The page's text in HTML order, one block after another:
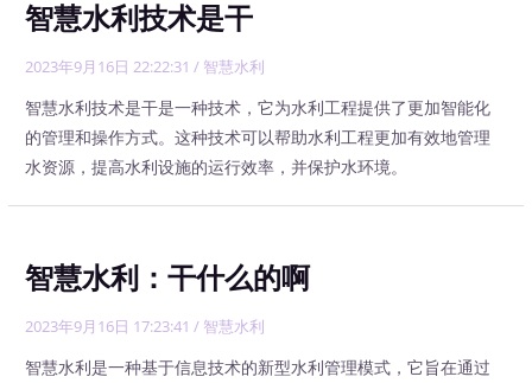
智慧水利技术是干
2023年9月16日 22:22:31 / 智慧水利
智慧水利技术是干是一种技术，它为水利工程提供了更加智能化
的管理和操作方式。这种技术可以帮助水利工程更加有效地管理
水资源，提高水利设施的运行效率，并保护水环境。
智慧水利：干什么的啊
2023年9月16日 17:23:41 / 智慧水利
智慧水利是一种基于信息技术的新型水利管理模式，它旨在通过